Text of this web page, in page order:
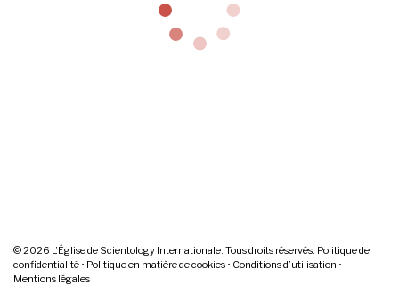
© 2026 L’Église de Scientology Internationale. Tous droits réservés. Politique de
confidentialité • Politique en matière de cookies • Conditions d’utilisation •
Mentions légales